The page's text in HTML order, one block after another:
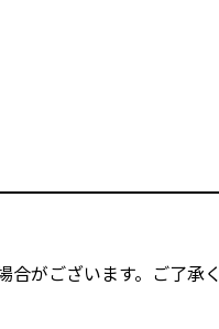
がございます。ご了承く